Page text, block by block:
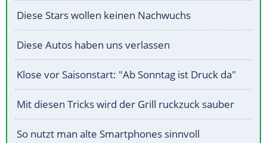
Diese Stars wollen keinen Nachwuchs
Diese Autos haben uns verlassen
Klose vor Saisonstart: "Ab Sonntag ist Druck da"
Mit diesen Tricks wird der Grill ruckzuck sauber
So nutzt man alte Smartphones sinnvoll